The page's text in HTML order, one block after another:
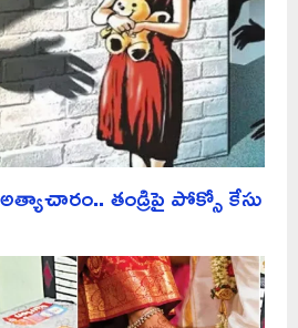
తండ్రిపై పోక్సో కేసు